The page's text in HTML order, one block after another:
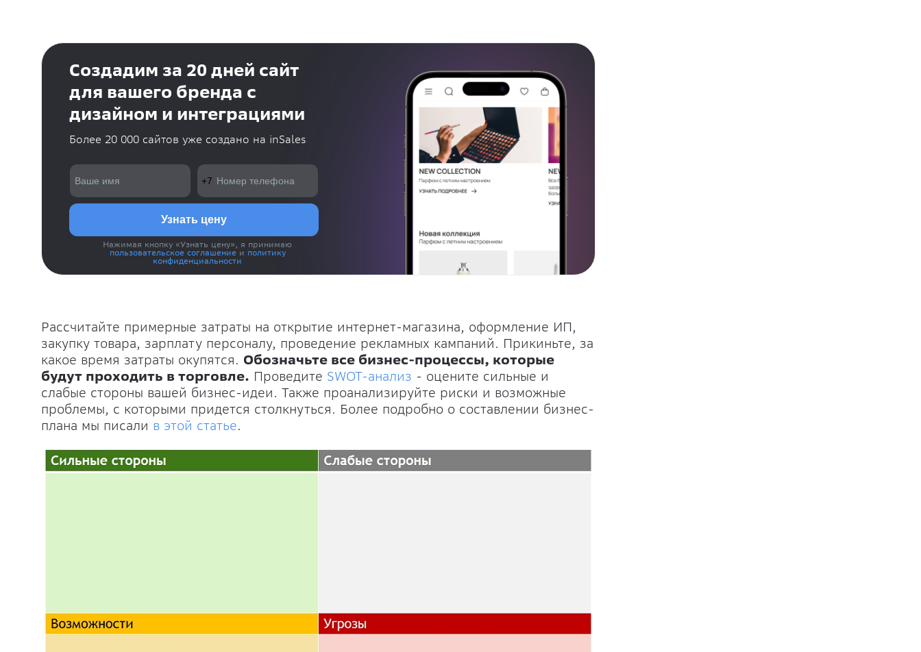
Создадим за 20 дней сайт
для вашего бренда с
дизайном и интеграциями
Более 20 000 сайтов уже создано на inSales
Нажимая кнопку «Узнать цену», я принимаю
пользовательское соглашениеи политику
конфиденциальности
Рассчитайте примерные затраты на открытие интернет-магазина, оформление ИП,
закупку товара, зарплату персоналу, проведение рекламных кампаний. Прикиньте, за
какое время затраты окупятся. Обозначьте все бизнес-процессы, которые
будут проходить в торговле. Проведите SWOT-анализ - оцените сильные и
слабые стороны вашей бизнес-идеи. Также проанализируйте риски и возможные
проблемы, с которыми придется столкнуться. Более подробно о составлении бизнес-
плана мы писали в этой статье.